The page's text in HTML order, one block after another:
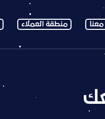
منطقة العملاء